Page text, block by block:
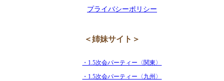
プライバシーポリシー
＜姉妹サイト＞
・1.5次会パーティー〈関東〉
・1.5次会パーティー〈九州〉